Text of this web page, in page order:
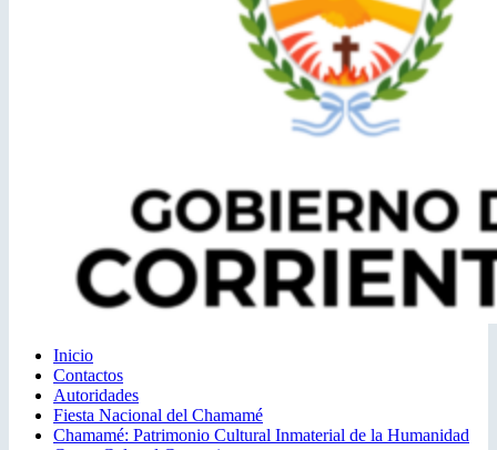
Inicio
Contactos
Autoridades
Fiesta Nacional del Chamamé
Chamamé: Patrimonio Cultural Inmaterial de la Humanidad